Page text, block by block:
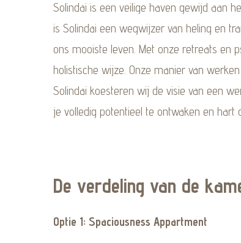
Solindai is een veilige haven gewijd aan
is Solindai een wegwijzer van heling en
ons mooiste leven. Met onze retreats en
holistische wijze. Onze manier van
Solindai koesteren wij de visie van een
je volledig potentieel te ontwaken en
De verdeling van de
Optie 1: Spaciousness Appartment